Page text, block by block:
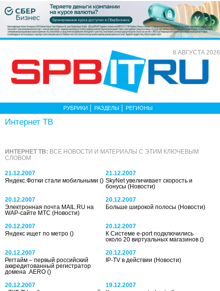
8 АВГУСТА 2026
РУБРИКИ РАЗДЕЛЫ РЕГИОНЫ
Интернет ТВ
ИНТЕРНЕТ ТВ: ВСЕ НОВОСТИ И МАТЕРИАЛЫ С ЭТИМ КЛЮЧЕВЫМ
СЛОВОМ
21.12.2007
Яндекс.Фотки стали мобильными ()
21.12.2007
SkyNet увеличивает скорость и
бонусы(Новости)
20.12.2007
Электронная почта MAIL.RU на
WAP-сайте МТС (Новости)
20.12.2007
Больше широкой полосы(Новости)
20.12.2007
Яндекс ищет по метро ()
20.12.2007
К Системе e-port подключились
около 20 виртуальных магазинов()
20.12.2007
Регтайм – первый российский
аккредитованный регистратор
домена .AERO ()
20.12.2007
IP-TV в действии(Новости)
20.12.2007
19.12.2007